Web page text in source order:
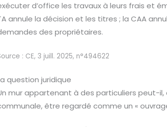
d’office les travaux à leurs frais et
annule la décision et les titres ; la CAA
des propriétaires.
: CE, 3 juill. 2025, n°494622
question juridique
mur appartenant à des particuliers peut-il,
être regardé comme un «